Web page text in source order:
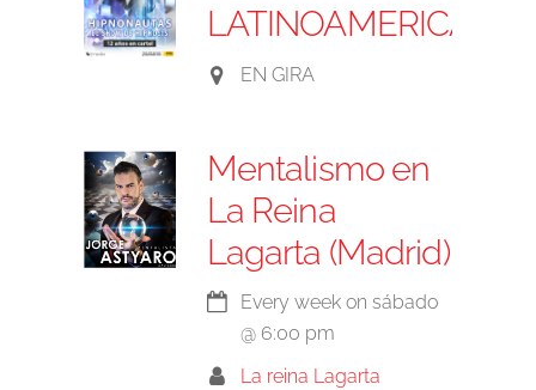
LATINOAMERICA
EN GIRA
Mentalismo en
La Reina
Lagarta (Madrid)
Every week on sábado
@ 6:00 pm
La reina Lagarta